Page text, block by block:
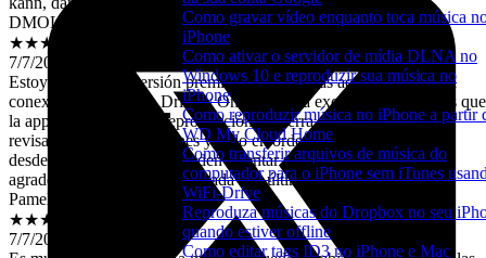
Como gravar vídeo enquanto toca música
iPhone
Como ativar o servidor de mídia DLNA no
Windows 10 e reproduzir sua música no
iPhone
Como reproduzir música no iPhone a partir
WD My Cloud Home
Como transferir arquivos de música do
computador para o iPhone sem iTunes
WiFi-Drive
Reproduza músicas do Dropbox no seu
quando estiver offline
Como editar tags ID3 no iPhone e Mac
DMOL9023
★★★★☆
7/7/2026
Estoy pagando la versión premiun excelente las actualizaciónes la
conexión con Google Drive y One Drive va excelente lo único es que
la app cuando dejó en reproducción se cierra no se porque ya he
revisado en configuraciónes y todo en orden el problema lo tengo
desde hace 4 días si me pueden orientar para solucionar se los
agradezco la app esta actualizada a la última versión.
Pamela Velazco
★★★★★
7/7/2026
Es muy buena se adapta a mí gratis puedo cambiar la posición de las